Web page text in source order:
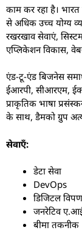
काम कर रहा है।
से अधिक उच्च योग्य
रखरखाव सेवाएं,
एप्लिकेशन विकास,
एंड-टू-एंड बिजनेस
ईआरपी, सीआरएम,
प्राकृतिक भाषा
के साथ, डैमको ग्रुप
सेवाएँ:
डेटा सेवा
DevOps
डिजिटल
जनरेटिव
बीमा तकनीक